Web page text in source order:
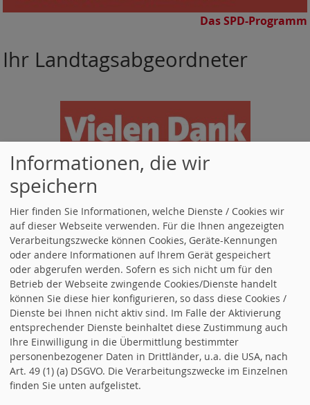
Das SPD-Programm
Ihr Landtagsabgeordneter
Jörg Vogelsänger
Vogelsänger Live
Unsere Region
Informationen, die wir
speichern
Hier finden Sie Informationen, welche Dienste / Cookies wir
auf dieser Webseite verwenden. Für die Ihnen angezeigten
Verarbeitungszwecke können Cookies, Geräte-Kennungen
oder andere Informationen auf Ihrem Gerät gespeichert
oder abgerufen werden. Sofern es sich nicht um für den
Betrieb der Webseite zwingende Cookies/Dienste handelt
können Sie diese hier konfigurieren, so dass diese Cookies /
Dienste bei Ihnen nicht aktiv sind. Im Falle der Aktivierung
entsprechender Dienste beinhaltet diese Zustimmung auch
Ihre Einwilligung in die Übermittlung bestimmter
personenbezogener Daten in Drittländer, u.a. die USA, nach
Art. 49 (1) (a) DSGVO. Die Verarbeitungszwecke im Einzelnen
finden Sie unten aufgelistet.